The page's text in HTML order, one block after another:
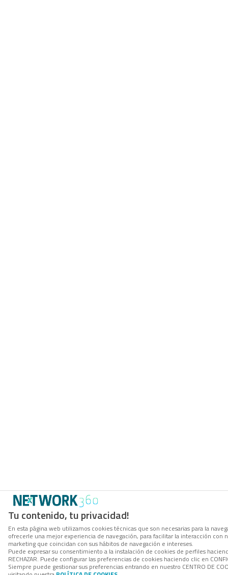
Tu contenido, tu privacidad!
En esta página web utilizamos cookies técnicas que son necesarias para la
ofrecerle una mejor experiencia de navegación, para facilitar la interacción
marketing que coincidan con sus hábitos de navegación e intereses.
Puede expresar su consentimiento a la instalación de cookies de perfiles
RECHAZAR. Puede configurar las preferencias de cookies haciendo clic en
Siempre puede gestionar sus preferencias entrando en nuestro CENTRO DE